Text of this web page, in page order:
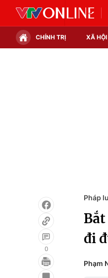
CHÍNH TRỊ XÃ HỘI
0
Pháp
đi
Phạm